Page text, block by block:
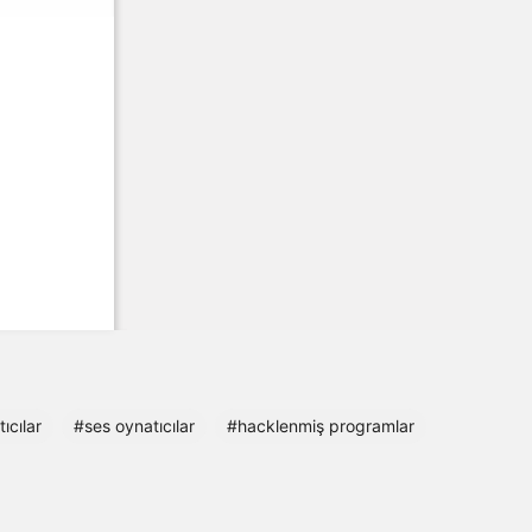
#ses oynatıcılar #hacklenmiş programlar